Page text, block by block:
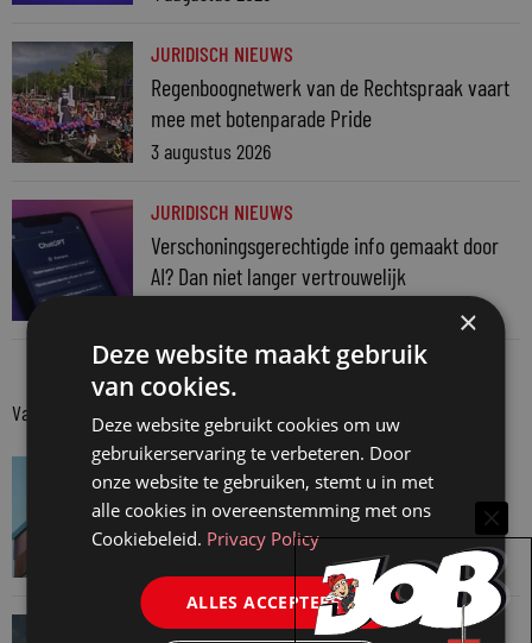
JURIDISCH NIEUWS
Regenboognetwerk van de Rechtspraak vaart
mee met botenparade Pride
3 augustus 2026
JURIDISCH NIEUWS
Verschoningsgerechtigde info gemaakt door
AI? Dan niet langer vertrouwelijk
Van onze kennispartners
VAN ONZE KENNISPARTNERS
Van praktijk naar bewijs: hoe onderbouw je
keuzes tijdens een Wwft-audit?
VAN ONZE KENNISPARTNERS
×
Deze website maakt gebruik
van cookies.
Deze website gebruikt cookies om uw
gebruikerservaring te verbeteren. Door
onze website te gebruiken, stemt u in met
alle cookies in overeenstemming met ons
Cookiebeleid. Privacy Policy
ALLES ACCEPTEREN